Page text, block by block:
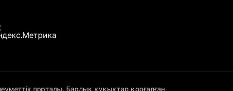
порталы. Барлық құқықтар қорғалған